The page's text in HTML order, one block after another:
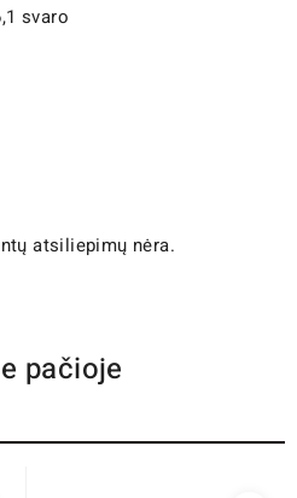
svaro
atsiliepimų nėra.
pačioje